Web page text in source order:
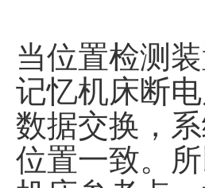
当位置检测
记忆机床断
数据交换，
位置一致。